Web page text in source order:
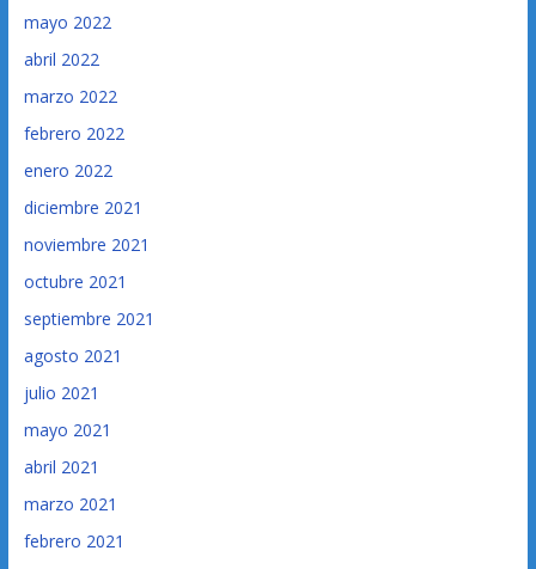
mayo 2022
abril 2022
marzo 2022
febrero 2022
enero 2022
diciembre 2021
noviembre 2021
octubre 2021
septiembre 2021
agosto 2021
julio 2021
mayo 2021
abril 2021
marzo 2021
febrero 2021